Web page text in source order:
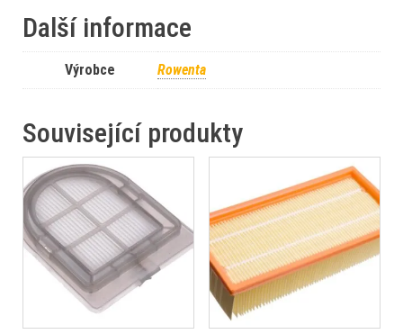
Další informace
Výrobce Rowenta
Související produkty